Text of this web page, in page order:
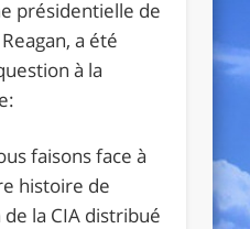
présidentielle de
a été
à la
faisons faceà
histoire de
la CIA distribué